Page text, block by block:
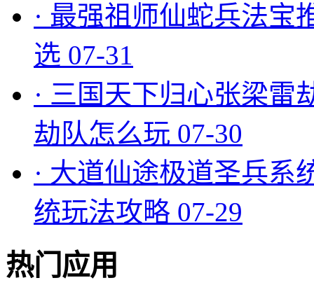
· 最强祖师仙蛇兵法宝
选 07-31
· 三国天下归心张梁雷
劫队怎么玩 07-30
· 大道仙途极道圣兵系
统玩法攻略 07-29
热门应用